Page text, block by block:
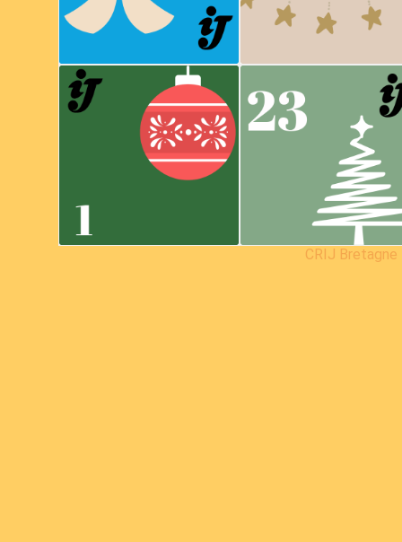
Anti-galère Santé
"j'ai eu un rapport sexuel à
risque..."
Mobilité
En Route Pour Le Monde
CRIJ Bretagne